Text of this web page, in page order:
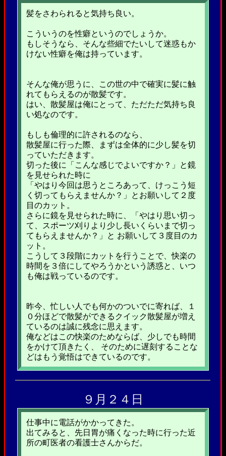
髪をさわられると気持ち良い。
こういうのを性癖というのでしょうか。
もしそうなら、そんな些細でたいして迷惑もか
けない性癖を俺は持っています。
そんな俺が思うに、この世の中で確実に髪に触
れてもらえるのが散髪です。
はい、散髪屋は俺にとって、ただただ気持ち良
い処なのです。
もしも倫理的に許されるのなら、
散髪屋に行った際、まずは全体的に少し髪を切
っていただきます。
切った後に「こんな感じでよいですか？」と鏡
を見せられた時に
「やはり今回は思うところあって、けっこう短
く切ってもらえませんか？」とお願いして２度
目のカット。
さらに鏡を見せられた時に、「やはり思い切っ
て、スポーツ刈りより少し長いくらいまで切っ
てもらえませんか？」と お願いして３度目のカ
ット。
こうして３段階にカットを行うことで、快楽の
時間を３倍にしてやろうかという誘惑と、いつ
も俺は戦っているのです。
昨今、忙しい人でも何かのついでに寄れば、１
０分ほどで散髪ができるクイック散髪屋が増え
ているのは誠に残念に思えます。
俺などはこの快楽のためならば、少しでも時間
をかけて頂きたく、 そのために遅刻することな
どはもう覚悟はできているのです。
９月２４日
仕事中に電話がかかってきた。
出てみると、先日胃が痛くなった時に行った近
所の町医者の看護士さんからだ。